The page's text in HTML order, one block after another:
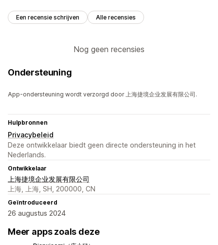
Een recensie schrijven Alle recensies
Nog geen recensies
Ondersteuning
App-ondersteuning wordt verzorgd door 上海捷境企业发展有限公司.
Hulpbronnen
Privacybeleid
Deze ontwikkelaar biedt geen directe ondersteuning in het
Nederlands.
Ontwikkelaar
上海捷境企业发展有限公司
上海, 上海, SH, 200000, CN
Geïntroduceerd
26 augustus 2024
Meer apps zoals deze